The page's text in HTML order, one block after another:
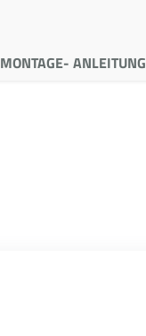
MONTAGE- ANLEITUNG